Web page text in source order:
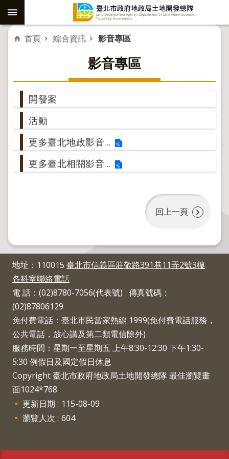
跳到主要內容區塊
進
子
劃
逕
為
分
割
圖
籍
成
果
供
應
檔
用
首頁 綜合資訊 影音專區
影音專區
開發案
活動
更多臺北地政影音...
更多臺北相關影音...
回上一頁
地址：110015 臺北市信義區莊敬路391巷11弄2號3樓
各科室聯絡電話
電 話：(02)8780-7056(代表號) 傳真號碼：
(02)87806129
免付費電話：臺北市民當家熱線 1999(免付費電話服務，
公共電話，放心講及第二類電信除外)
服務時間：星期一至星期五 上午8:30-12:30 下午1:30-
5:30 例假日及國定假日休息
Copyright 臺北市政府地政局土地開發總隊 最佳瀏覽畫
面1024*768
更新日期
115-08-09
瀏覽人次 604